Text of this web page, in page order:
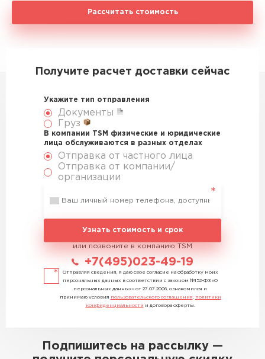
Рассчитать стоимость
Получите расчет доставки сейчас
Укажите тип отправления
Документы
Груз
В компании TSM физические и юридические
лица обслуживаются в разных отделах
Отправка от частного лица
Отправка от компании/
организации
Узнать стоимость и срок
или позвоните в компанию TSM
+7(495)023-49-19
Отправляя сведения, я даю свое согласие на обработку моих
персональных данных в соответствии с законом №152-ФЗ «О
персональных данных» от 27.07.2006, ознакомился и
принимаю условия пользовательского соглашения
политики
конфиденциальности и договора оферты.
Подпишитесь на рассылку —